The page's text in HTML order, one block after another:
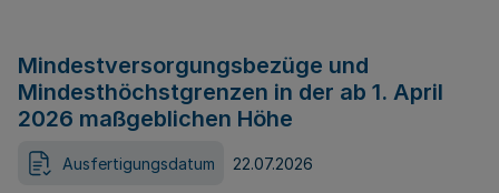
Mindestversorgungsbezüge und
Mindesthöchstgrenzen in der ab 1. April
2026 maßgeblichen Höhe
Ausfertigungsdatum 22.07.2026